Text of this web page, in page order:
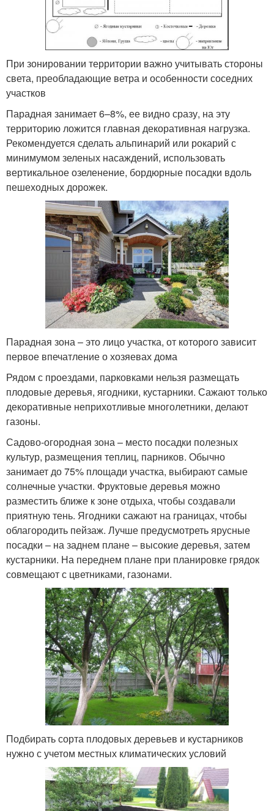
При зонировании территории важно учитывать стороны
света, преобладающие ветра и особенности соседних
участков
Парадная занимает 6–8%, ее видно сразу, на эту
территорию ложится главная декоративная нагрузка.
Рекомендуется сделать альпинарий или рокарий с
минимумом зеленых насаждений, использовать
вертикальное озеленение, бордюрные посадки вдоль
пешеходных дорожек.
Парадная зона – это лицо участка, от которого зависит
первое впечатление о хозяевах дома
Рядом с проездами, парковками нельзя размещать
плодовые деревья, ягодники, кустарники. Сажают только
декоративные неприхотливые многолетники, делают
газоны.
Садово-огородная зона – место посадки полезных
культур, размещения теплиц, парников. Обычно
занимает до 75% площади участка, выбирают самые
солнечные участки. Фруктовые деревья можно
разместить ближе к зоне отдыха, чтобы создавали
приятную тень. Ягодники сажают на границах, чтобы
облагородить пейзаж. Лучше предусмотреть ярусные
посадки – на заднем плане – высокие деревья, затем
кустарники. На переднем плане при планировке грядок
совмещают с цветниками, газонами.
Подбирать сорта плодовых деревьев и кустарников
нужно с учетом местных климатических условий